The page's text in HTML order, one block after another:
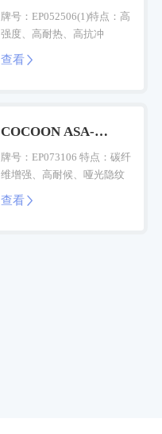
牌号：EP052506(1)特点：高
强度、高耐热、高抗冲
查看 
COCOON ASA-
牌号：EP073106 特点：碳纤
维增强、高耐候、哑光隐纹
查看 